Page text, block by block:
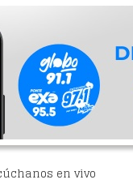
en vivo